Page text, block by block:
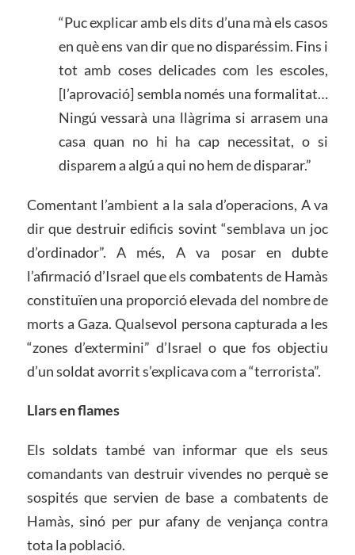
“Puc explicar amb els dits d’una mà els casos
en què ens van dir que no disparéssim. Fins i
tot amb coses delicades com les escoles,
[l’aprovació] sembla només una formalitat…
Ningú vessarà una llàgrima si arrasem una
casa quan no hi ha cap necessitat, o si
disparem a algú a qui no hem de disparar.”
Comentant l’ambient a la sala d’operacions, A va
dir que destruir edificis sovint “semblava un joc
d’ordinador”. A més, A va posar en dubte
l’afirmació d’Israel que els combatents de Hamàs
constituïen una proporció elevada del nombre de
morts a Gaza. Qualsevol persona capturada a les
“zones d’extermini” d’Israel o que fos objectiu
d’un soldat avorrit s’explicava com a “terrorista”.
Llars en flames
Els soldats també van informar que els seus
comandants van destruir vivendes no perquè se
sospités que servien de base a combatents de
Hamàs, sinó per pur afany de venjança contra
tota la població.